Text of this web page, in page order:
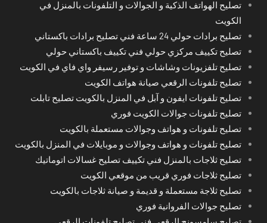
تصليح الهواتف الذكية و الجوالات و التلفونات بالمنزل في
الكويت
تصليح برادات حولي 24 ساعة فني تصليح برادات باكستاني
تصليح تكييف مركزي حولي فني تكييف باكستاني حولي
تصليح تلفزيونات وشاشات و توفير رسيفر واي فاي في الكويت
تصليح تلفونات الرقعي صيانة هواتف الكويت
تصليح تلفونات ايفون و آبل في المنزل بالكويت تصليح تابلت
تصليح تلفونات جوالات الكويت فوري
تصليح تلفونات و هواتف وجوالات مستعملة بالكويت
تصليح تلفونات و هواتف وجوالات و موبايلات في المنزل بالكويت
تصليح ثلاجات بالمنزل فني تكييف تصليح غسالات اتوماتيك
تصليح ثلاجات فوري قريب من موقعي الكويت
تصليح ثلاجة مستعملة و قديمة و صيانة ثلاجات بالكويت
تصليح جوالات الفروانية فوري